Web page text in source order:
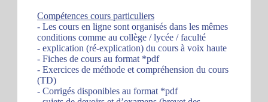
Compétences cours particuliers
- Les cours en ligne sont organisés dans les mêmes
conditions comme au collège / lycée / faculté
- explication (ré-explication) du cours à voix haute
- Fiches de cours au format *pdf
- Exercices de méthode et compréhension du cours
(TD)
- Corrigés disponibles au format *pdf